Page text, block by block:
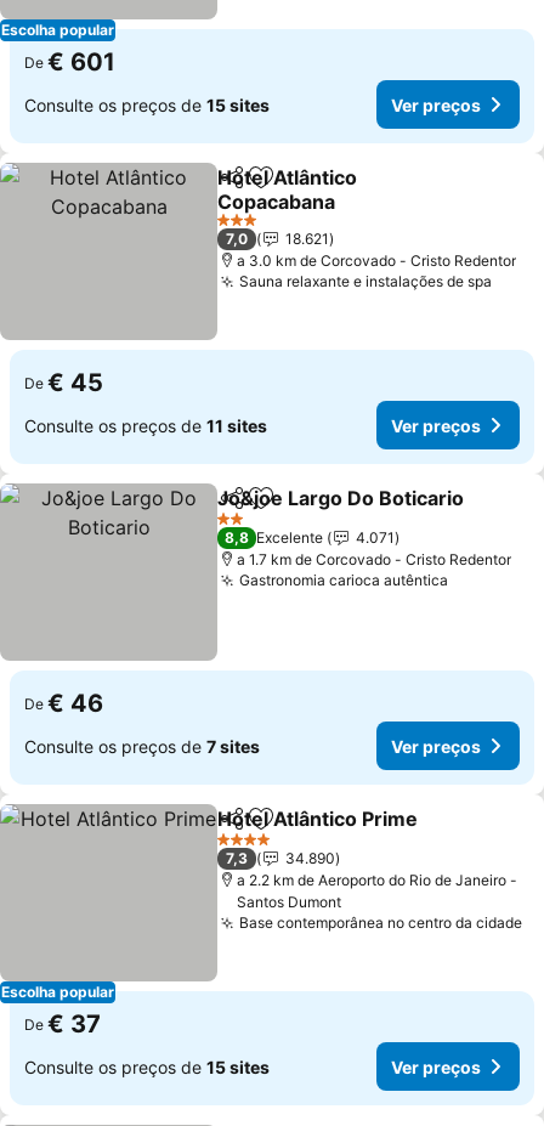
Escolha popular
De € 601
Consulte os preços de 15 sites Ver preços
PartilharAdicionar aos favoritos
Hotel Atlântico
Copacabana
3 Estrelas
7,0
18.621
a 3.0 km de Corcovado - Cristo Redentor
Sauna relaxante e instalações de spa
De € 45
Consulte os preços de 11 sites Ver preços
PartilharAdicionar aos favoritos
Jo&joe Largo Do Boticario
2 Estrelas
8,8 Excelente
4.071
a 1.7 km de Corcovado - Cristo Redentor
Gastronomia carioca autêntica
De € 46
Consulte os preços de 7 sites Ver preços
Escolha popular
PartilharAdicionar aos favoritos
Hotel Atlântico Prime
4 Estrelas
7,3
34.890
a 2.2 km de Aeroporto do Rio de Janeiro -
Santos Dumont
Base contemporânea no centro da cidade
De € 37
Consulte os preços de 15 sites Ver preços